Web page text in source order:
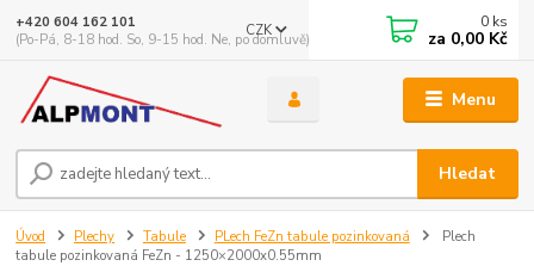
Menu
CZK
Hledat
+420 604 162 101
(Po-Pá, 8-18 hod. So, 9-15 hod. Ne, po domluvě)
0 ks
za 0,00 Kč
Úvod Plechy Tabule PLech FeZn tabule pozinkovaná
Plech
tabule pozinkovaná FeZn - 1250×2000x0.55mm